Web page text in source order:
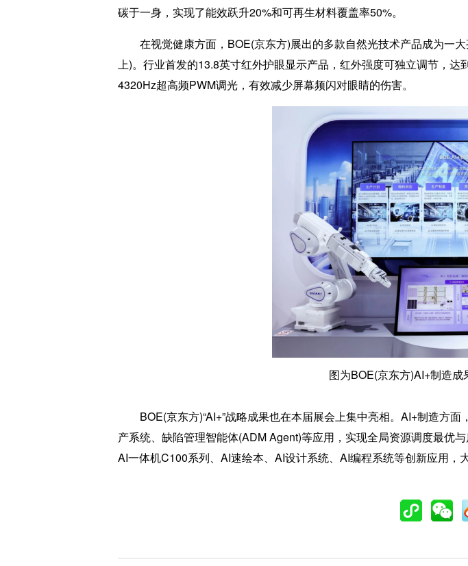
碳于一身，实现了能效跃升20%和可再生材料覆盖率50%。
在视觉健康方面，BOE(京东方)展出的多款自然光技术产品成为一
上)。行业首发的13.8英寸红外护眼显示产品，红外强度可独立调节，
4320Hz超高频PWM调光，有效减少屏幕频闪对眼睛的伤害。
图为BOE(京东方)AI+制造
BOE(京东方)“AI+”战略成果也在本届展会上集中亮相。AI+制造方
产系统、缺陷管理智能体(ADM Agent)等应用，实现全局资源调度最优
AI一体机C100系列、AI速绘本、AI设计系统、AI编程系统等创新应用，